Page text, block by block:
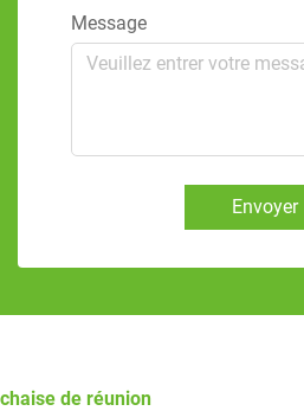
Message
Envoyer
chaise de réunion